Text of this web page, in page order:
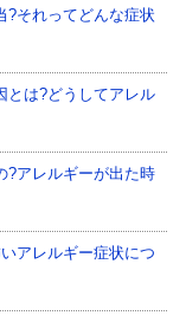
?それってどんな症状
とは?どうしてアレル
?アレルギーが出た時
アレルギー症状につ